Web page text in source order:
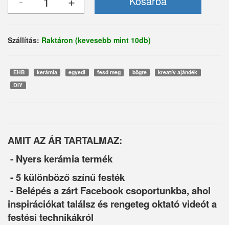
Szállítás: Raktáron (kevesebb mint 10db)
EHB kerámia egyedi fesd meg bögre
kreatív ajándék
DIY
AMIT AZ ÁR TARTALMAZ:
- Nyers kerámia termék
- 5 különböző színű festék
- Belépés a zárt Facebook csoportunkba, ahol
inspirációkat találsz és rengeteg oktató videót a
festési technikákról